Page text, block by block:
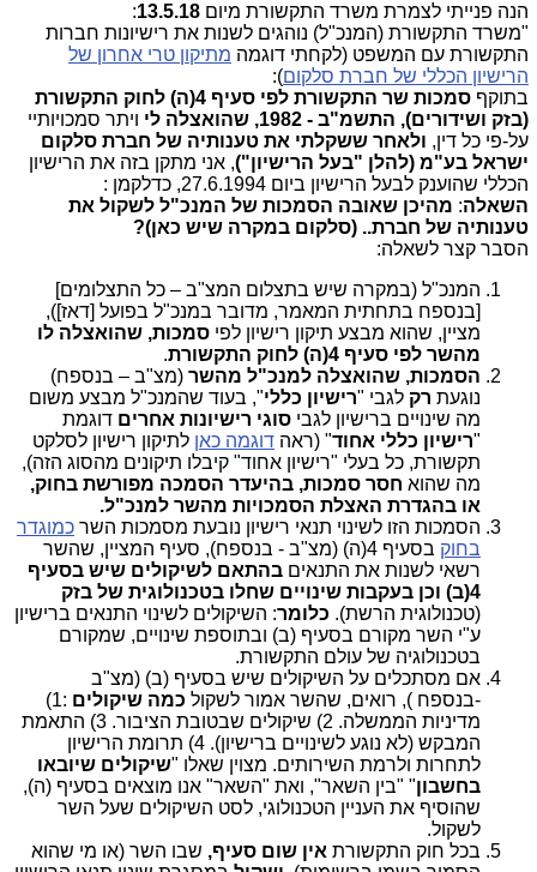
הנה פנייתי לצמרת משרד התקשורת מיום 13.5.18
:
"משרד התקשורת (המנכ"ל) נוהגים לשנות את רישיונות חברות
התקשורת עם המשפט (לקחתי דוגמה מתיקון טרי אחרון של
הרישיון הכללי של חברת סלקום):
בתוקף
סמכות שר התקשורת לפי סעיף 4(ה) לחוק התקשורת
(בזק ושידורים), התשמ"ב - 1982, שהואצלה לי
ויתר סמכויותיי
על-פי כל דין, ולאחר ששקלתי את טענותיה של חברת סלקום
ישראל בע"מ (להלן "בעל הרישיון"), אני מתקן בזה את הרישיון
הכללי שהוענק לבעל הרישיון ביום 27.6.1994, כדלקמן
:
השאלה: מהיכן שאובה הסמכות של המנכ"ל לשקול את
טענותיה של חברת.. (סלקום במקרה שיש כאן)?
הסבר קצר לשאלה:
המנכ"ל (במקרה שיש בתצלום המצ"ב –
[כל התצלומים
בנספח בתחתית המאמר]
, מדובר במנכ"ל בפועל [דאז]),
מציין, שהוא מבצע תיקון רישיון לפי סמכות, שהואצלה לו
מהשר לפי סעיף 4(ה) לחוק התקשורת
.
הסמכות, שהואצלה למנכ"ל מהשר (מצ"ב – בנספח)
נוגעת רק לגבי "רישיון כללי", בעוד שהמנכ"ל מבצע משום
מה שינויים ברישיון לגבי סוגי רישיונות אחרים דוגמת
"רישיון כללי אחוד" (ראה דוגמה כאן לתיקון רישיון לסלקט
תקשורת, כל בעלי "רישיון אחוד" קיבלו תיקונים מהסוג הזה),
מה שהוא חסר סמכות, בהיעדר הסמכה מפורשת בחוק,
או בהגדרת האצלת הסמכויות מהשר למנכ"ל.
הסמכות הזו לשינוי תנאי רישיון נובעת מסמכות השר כמוגדר
בחוק
בסעיף 4(ה) (מצ"ב - בנספח), סעיף המציין, שהשר
רשאי לשנות את התנאים בהתאם לשיקולים שיש בסעיף
4(ב) וכן בעקבות שינויים שחלו בטכנולוגית של בזק
(טכנולוגית הרשת). כלומר: השיקולים לשינוי התנאים ברישיון
ע"י השר מקורם בסעיף (ב) ובתוספת שינויים, שמקורם
בטכנולוגיה של עולם התקשורת.
אם מסתכלים על השיקולים שיש בסעיף (ב) (מצ"ב
-בנספח ), רואים, שהשר אמור לשקול כמה שיקולים
:1)
מדיניות הממשלה. 2) שיקולים שבטובת הציבור. 3) התאמת
המבקש (לא נוגע לשינויים ברישיון). 4) תרומת הרישיון
לתחרות ולרמת השירותים. מצוין שאלו "שיקולים שיובאו
בחשבון" "בין השאר", ואת "השאר" אנו מוצאים בסעיף (ה),
שהוסיף את העניין הטכנולוגי, לסט השיקולים שעל השר
לשקול.
בכל חוק התקשורת אין שום סעיף, שבו השר (או מי שהוא